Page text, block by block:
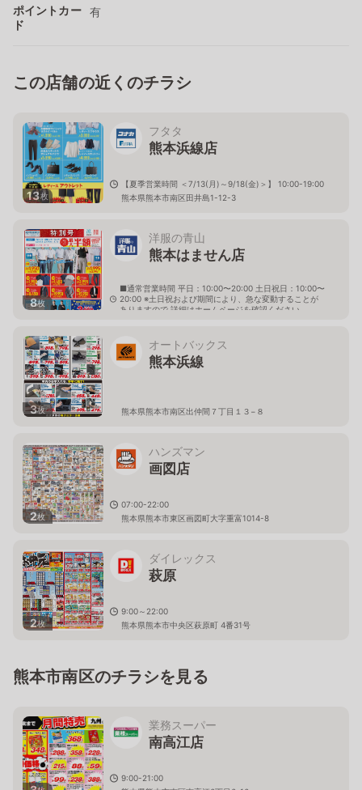
ポイントカー
ド
有
この店舗の近くのチラシ
13枚
フタタ
熊本浜線店
【夏季営業時間 ＜7/13(月)～9/18(金)＞】 10:00-19:00
熊本県熊本市南区田井島1-12-3
8枚
洋服の青山
熊本はません店
■通常営業時間 平日：10:00〜20:00 土日祝日：10:00〜
20:00 ※土日祝および期間により、急な変動することが
ありますので 詳細はホームページを確認ください
3枚
オートバックス
熊本浜線
熊本県熊本市南区出仲間７丁目１３−８
2枚
ハンズマン
画図店
07:00-22:00
熊本県熊本市東区画図町大字重富1014-8
2枚
ダイレックス
萩原
9:00～22:00
熊本県熊本市中央区萩原町 4番31号
熊本市南区のチラシを見る
業務スーパー
南高江店
9:00-21:00